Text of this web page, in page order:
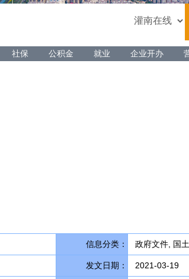
社保 公积金 就业 企业开办
信息分类： 政府文件, 国
发文日期： 2021-03-19